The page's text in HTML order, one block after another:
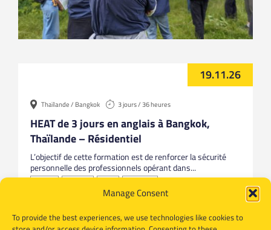
Manage Consent
To provide the best experiences, we use technologies like cookies to
19.11.26
Thaïlande / Bangkok 3 jours / 36 heures
HEAT de 3 jours en anglais à Bangkok,
Thaïlande – Résidentiel
L’objectif de cette formation est de renforcer la sécurité
personnelle des professionnels opérant dans...